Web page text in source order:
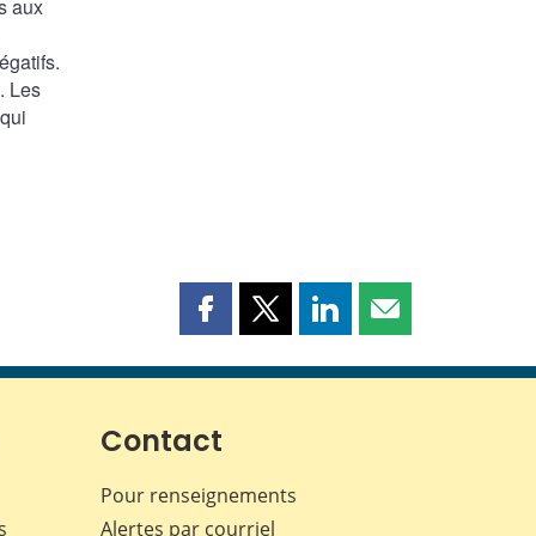
aux
Les
Partager
page
Facebook
Partager
page
Partager
page
Partager
page
Contact
Pour renseignements
Alertes par courriel